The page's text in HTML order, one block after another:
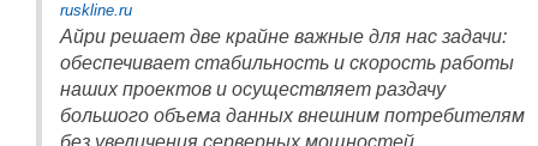
ruskline.ru
Айри решает две крайне важные для нас задачи:
обеспечивает стабильность и скорость работы
наших проектов и осуществляет раздачу
большого объема данных внешним потребителям
без увеличения серверных мощностей.